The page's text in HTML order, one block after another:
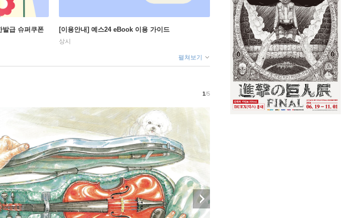
발급 슈퍼쿠폰 [이용안내] 예스24 eBook 이용 가이드
상시
펼쳐보기
1/5